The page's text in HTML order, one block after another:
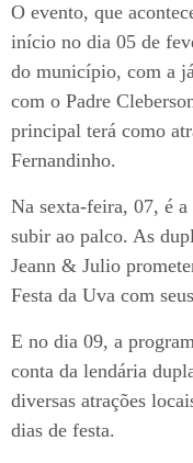
O evento, que
início no dia 05 de
do município, com a
com o Padre
principal terá como
Fernandinho.
Na sexta-feira, 07, é
subir ao palco. As
Jeann & Julio
Festa da Uva com
E no dia 09, a
conta da lendária
diversas atrações
dias de festa.